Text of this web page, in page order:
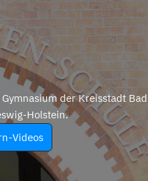
der Kreisstadt Bad
Holstein.
Videos